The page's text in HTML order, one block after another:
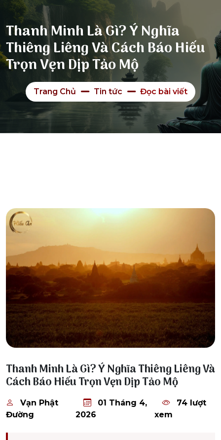
Thanh Minh Là Gì? Ý Nghĩa
Thiêng Liêng Và Cách Báo Hiếu
Trọn Vẹn Dịp Tảo Mộ
Trang Chủ Tin tức Đọc bài viết
Thanh Minh Là Gì? Ý Nghĩa Thiêng Liêng Và
Cách Báo Hiếu Trọn Vẹn Dịp Tảo Mộ
Vạn Phật
Đường
01 Tháng 4,
2026
74 lượt
xem